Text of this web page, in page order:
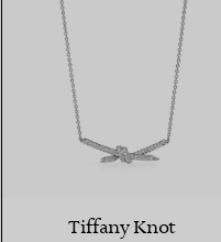
Tiffany Knot